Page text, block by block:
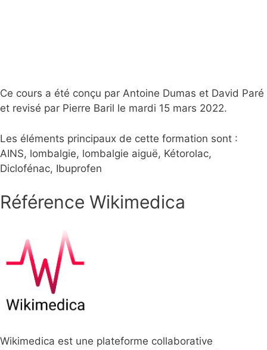
Ce cours a été conçu par Antoine Dumas et David Paré
et revisé par Pierre Baril le mardi 15 mars 2022.
Les éléments principaux de cette formation sont :
AINS, lombalgie, lombalgie aiguë, Kétorolac,
Diclofénac, Ibuprofen
Référence Wikimedica
Wikimedica est une plateforme collaborative